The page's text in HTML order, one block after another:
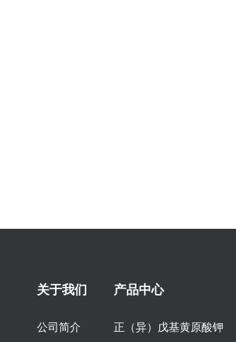
关于我们
公司简介
产品中心
正（异）戊基黄原酸钾